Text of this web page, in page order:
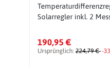
Solarregler inkl. 2
190,95 €
Ursprünglich: 224,79 €-